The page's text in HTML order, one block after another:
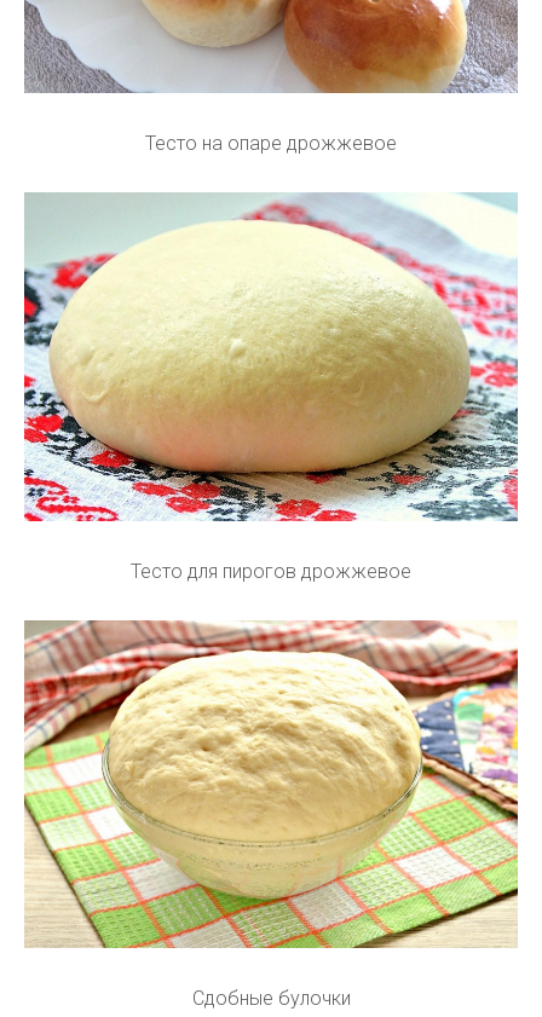
Тесто на опаре дрожжевое
Тесто для пирогов дрожжевое
Сдобные булочки